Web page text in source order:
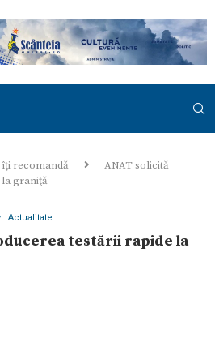
recomandă
ANAT solicită
graniţă
Actualitate
testării rapide la